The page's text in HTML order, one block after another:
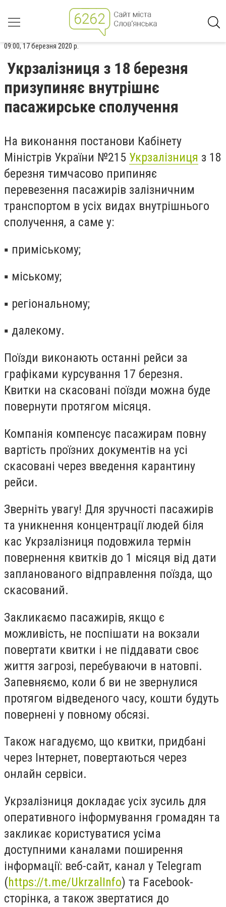
09:00, 17 березня 2020 р.
Укрзалізниця з 18 березня
призупиняє внутрішнє
пасажирське сполучення
На виконання постанови Кабінету
Міністрів України №215 Укрзалізниця з 18
березня тимчасово припиняє
перевезення пасажирів залізничним
транспортом в усіх видах внутрішнього
сполучення, а саме у:
▪️ приміському;
▪️ міському;
▪️ регіональному;
▪️ далекому.
Поїзди виконають останні рейси за
графіками курсування 17 березня.
Квитки на скасовані поїзди можна буде
повернути протягом місяця.
Компанія компенсує пасажирам повну
вартість проїзних документів на усі
скасовані через введення карантину
рейси.
Зверніть увагу! Для зручності пасажирів
та уникнення концентрації людей біля
кас Укрзалізниця подовжила термін
повернення квитків до 1 місяця від дати
запланованого відправлення поїзда, що
скасований.
Закликаємо пасажирів, якщо є
можливість, не поспішати на вокзали
повертати квитки і не піддавати своє
життя загрозі, перебуваючи в натовпі.
Запевняємо, коли б ви не звернулися
протягом відведеного часу, кошти будуть
повернені у повному обсязі.
Також нагадуємо, що квитки, придбані
через Інтернет, повертаються через
онлайн сервіси.
Укрзалізниця докладає усіх зусиль для
оперативного інформування громадян та
закликає користуватися усіма
доступними каналами поширення
інформації: веб-сайт, канал у Telegram
(https://t.me/UkrzalInfo) та Facebook-
сторінка, а також звертатися до